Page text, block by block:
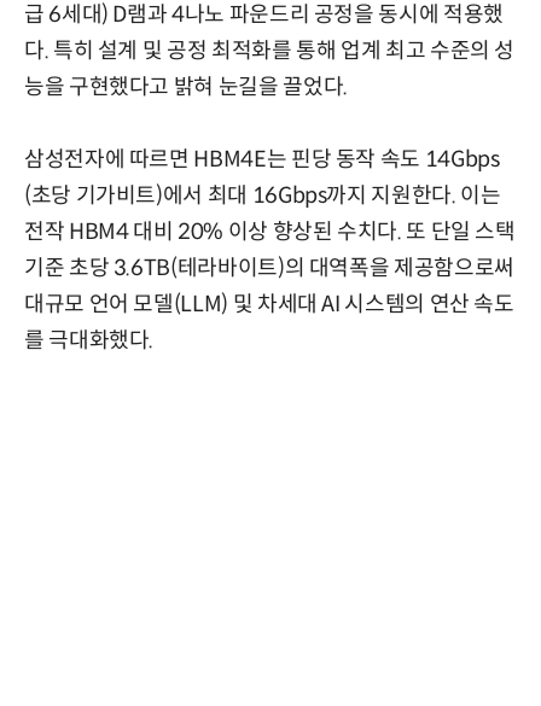
급 6세대) D램과 4나노 파운드리 공정을 동시에 적용했
다. 특히 설계 및 공정 최적화를 통해 업계 최고 수준의 성
능을 구현했다고 밝혀 눈길을 끌었다.
삼성전자에 따르면 HBM4E는 핀당 동작 속도 14Gbps
(초당 기가비트)에서 최대 16Gbps까지 지원한다. 이는
전작 HBM4 대비 20% 이상 향상된 수치다. 또 단일 스택
기준 초당 3.6TB(테라바이트)의 대역폭을 제공함으로써
대규모 언어 모델(LLM) 및 차세대 AI 시스템의 연산 속도
를 극대화했다.